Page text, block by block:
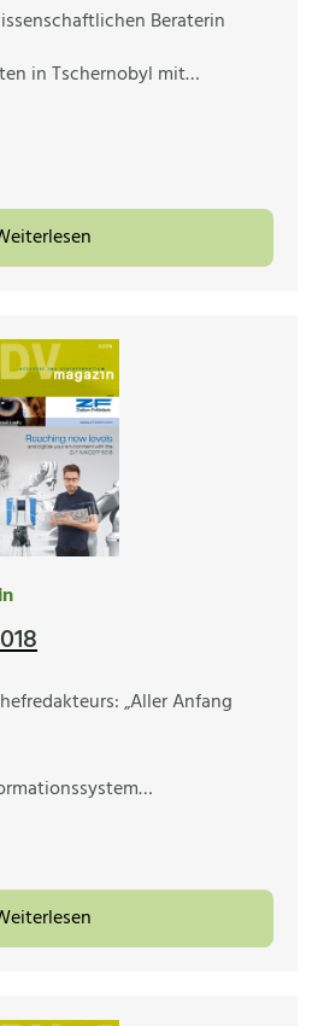
Beraterin
in Tschernobyl mit…
„Aller Anfang